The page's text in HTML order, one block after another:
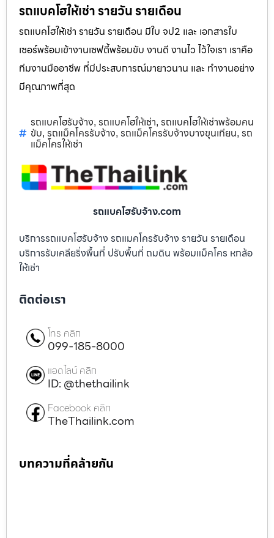
รถแบคโฮให้เช่า รายวัน รายเดือน
รถแบคโฮให้เช่า รายวัน รายเดือน มีใบ จป2 และ เอกสารใบ
เซอร์พร้อมเข้างานเซฟตี้พร้อมขับ งานดี งานไว ไว้ใจเรา เราคือ
ทีมงานมืออาชีพ ที่มีประสบการณ์มายาวนาน และ ทำงานอย่าง
มีคุณภาพที่สุด
รถแบคโฮรับจ้าง, รถแบคโฮให้เช่า, รถแบคโฮให้เช่าพร้อมคน
ขับ, รถแม็คโครรับจ้าง, รถแม็คโครรับจ้างบางขุนเทียน, รถ
แม็คโครให้เช่า
รถแบคโฮรับจ้าง.com
บริการรถแบคโฮรับจ้าง รถแมคโครรับจ้าง รายวัน รายเดือน
บริการรับเคลียริ่งพื้นที่ ปรับพื้นที่ ถมดิน พร้อมแม็คโคร หกล้อ
ให้เช่า
ติดต่อเรา
โทร คลิก
099-185-8000
แอดไลน์ คลิก
ID: @thethailink
Facebook คลิก
TheThailink.com
บทความที่คล้ายกัน